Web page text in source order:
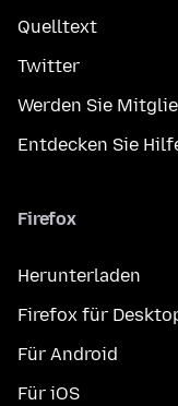
Quelltext
Twitter
Werden Sie
Entdecken Sie
Firefox
Herunterladen
Firefox für
Für Android
Für iOS